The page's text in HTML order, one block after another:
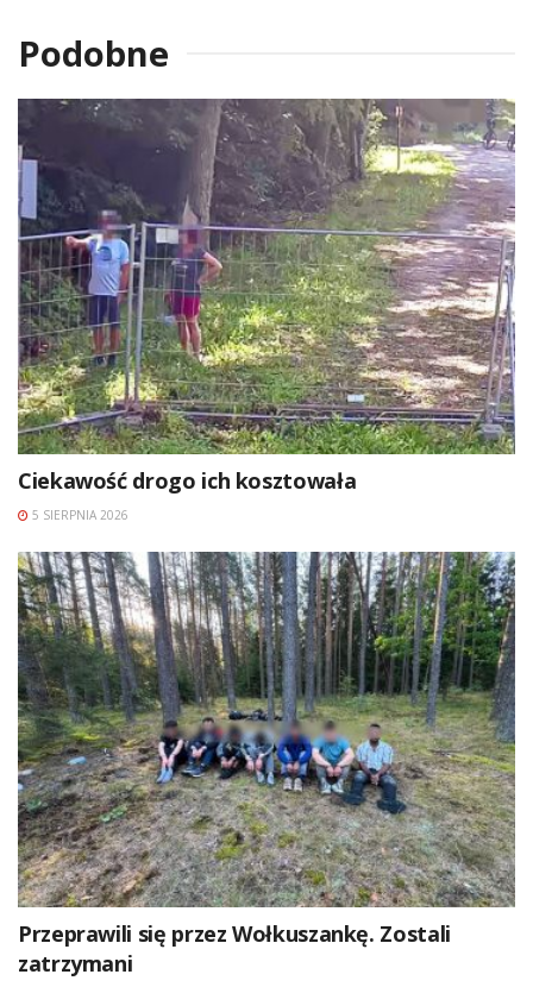
Podobne
Ciekawość drogo ich kosztowała
5 SIERPNIA 2026
Przeprawili się przez Wołkuszankę. Zostali
zatrzymani